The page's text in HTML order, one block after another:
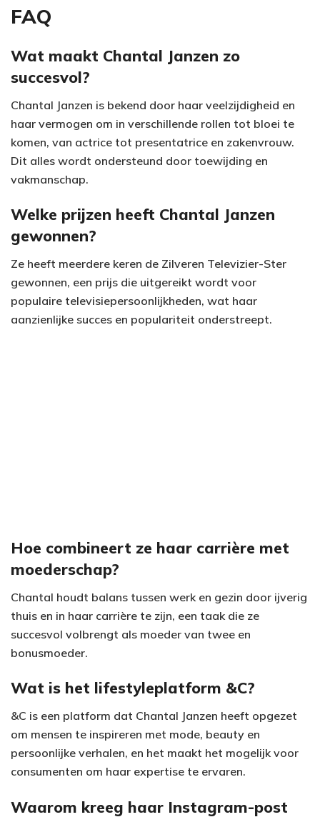
FAQ
Wat maakt Chantal Janzen zo
succesvol?
Chantal Janzen is bekend door haar veelzijdigheid en
haar vermogen om in verschillende rollen tot bloei te
komen, van actrice tot presentatrice en zakenvrouw.
Dit alles wordt ondersteund door toewijding en
vakmanschap.
Welke prijzen heeft Chantal Janzen
gewonnen?
Ze heeft meerdere keren de Zilveren Televizier-Ster
gewonnen, een prijs die uitgereikt wordt voor
populaire televisiepersoonlijkheden, wat haar
aanzienlijke succes en populariteit onderstreept.
Hoe combineert ze haar carrière met
moederschap?
Chantal houdt balans tussen werk en gezin door ijverig
thuis en in haar carrière te zijn, een taak die ze
succesvol volbrengt als moeder van twee en
bonusmoeder.
Wat is het lifestyleplatform &C?
&C is een platform dat Chantal Janzen heeft opgezet
om mensen te inspireren met mode, beauty en
persoonlijke verhalen, en het maakt het mogelijk voor
consumenten om haar expertise te ervaren.
Waarom kreeg haar Instagram-post